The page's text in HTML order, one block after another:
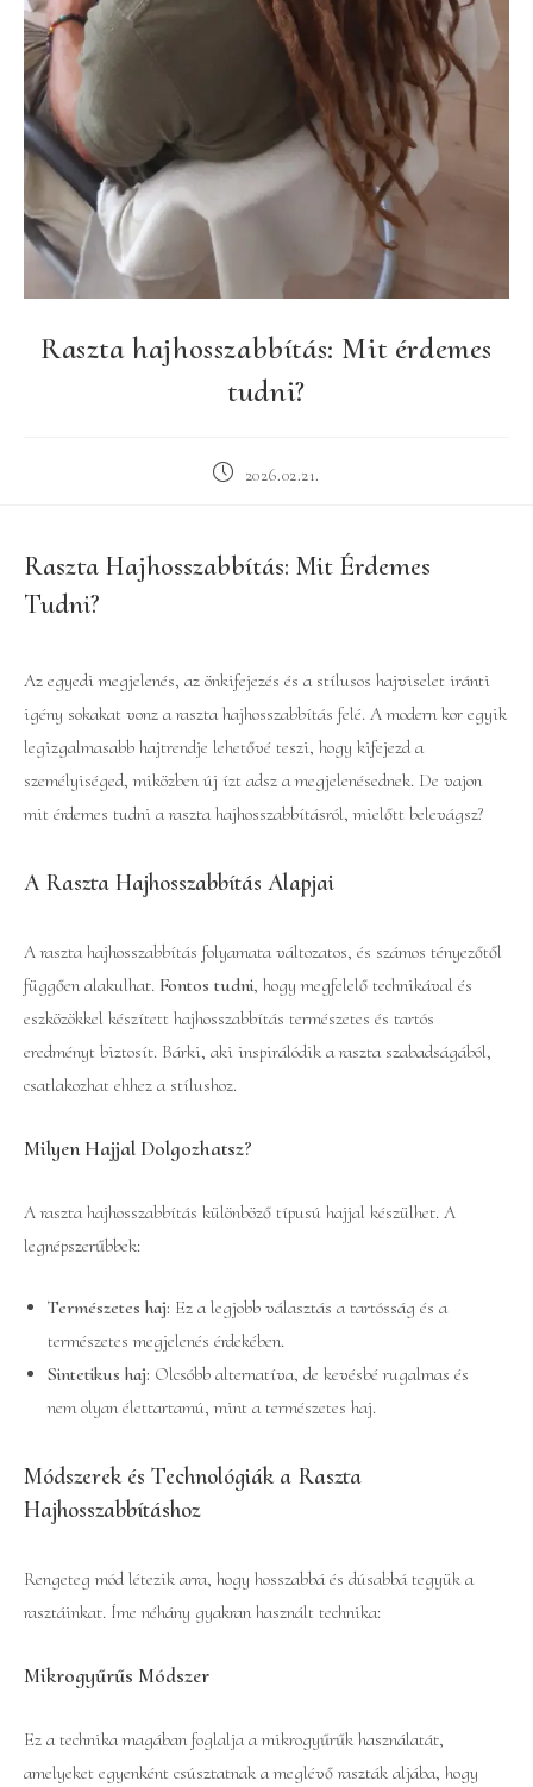
Raszta hajhosszabbítás: Mit érdemes
tudni?
Post
2026.02.21.
Raszta Hajhosszabbítás: Mit Érdemes
Tudni?
Az egyedi megjelenés, az önkifejezés és a stílusos hajviselet iránti
igény sokakat vonz a raszta hajhosszabbítás felé. A modern kor egyik
legizgalmasabb hajtrendje lehetővé teszi, hogy kifejezd a
személyiséged, miközben új ízt adsz a megjelenésednek. De vajon
mit érdemes tudni a raszta hajhosszabbításról, mielőtt belevágsz?
A Raszta Hajhosszabbítás Alapjai
A raszta hajhosszabbítás folyamata változatos, és számos tényezőtől
függően alakulhat. Fontos tudni, hogy megfelelő technikával és
eszközökkel készített hajhosszabbítás természetes és tartós
eredményt biztosít. Bárki, aki inspirálódik a raszta szabadságából,
csatlakozhat ehhez a stílushoz.
Milyen Hajjal Dolgozhatsz?
A raszta hajhosszabbítás különböző típusú hajjal készülhet. A
legnépszerűbbek:
Természetes haj: Ez a legjobb választás a tartósság és a
természetes megjelenés érdekében.
Sintetikus haj: Olcsóbb alternatíva, de kevésbé rugalmas és
nem olyan élettartamú, mint a természetes haj.
Módszerek és Technológiák a Raszta
Hajhosszabbításhoz
Rengeteg mód létezik arra, hogy hosszabbá és dúsabbá tegyük a
rasztáinkat. Íme néhány gyakran használt technika:
Mikrogyűrűs Módszer
Ez a technika magában foglalja a mikrogyűrűk használatát,
amelyeket egyenként csúsztatnak a meglévő raszták aljába, hogy